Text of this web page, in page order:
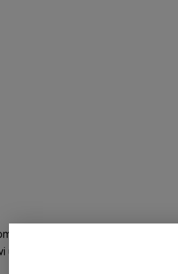
pelecehan seksual di
justru merupakan penerima